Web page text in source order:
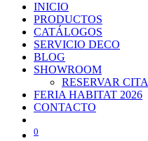
INICIO
PRODUCTOS
CATÁLOGOS
SERVICIO DECO
BLOG
SHOWROOM
RESERVAR CITA
FERIA HABITAT 2026
CONTACTO
0